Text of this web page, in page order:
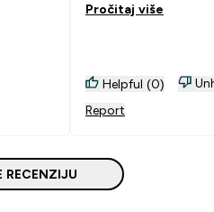
Pročitaj više
Helpful (0)
Report
RECENZIJU